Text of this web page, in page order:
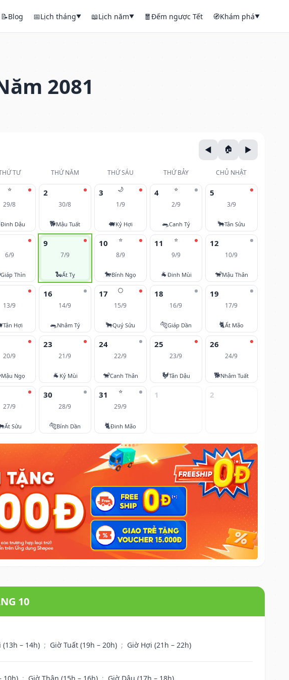
📝Blog 📅Lịch tháng▼ 📖Lịch năm▼ 🧧Đếm ngược Tết 🧭Khám phá▼
2081
TƯ THỨ NĂM THỨ SÁU THỨ BẢY CHỦ NHẬT
⭐
29/8
Đinh Dậu
2
30/8
🐕Mậu Tuất
🌙
3
1/9
🐖Kỷ Hợi
⭐
4
2/9
🐀Canh Tý
5
3/9
🐂Tân Sửu
6/9
Giáp Thìn
9
7/9
🐍Ất Tỵ
⭐
10
8/9
🐎Bính Ngọ
⭐
11
9/9
🐐Đinh Mùi
12
10/9
🐒Mậu Thân
13/9
Tân Hợi
16
14/9
🐀Nhâm Tý
🌕
17
15/9
🐂Quý Sửu
18
16/9
🐅Giáp Dần
19
17/9
🐈Ất Mão
20/9
Mậu Ngọ
23
21/9
🐐 Kỷ Mùi
24
22/9
🐒Canh Thân
25
23/9
🐓Tân Dậu
26
24/9
🐕Nhâm Tuất
27/9
Ất Sửu
30
28/9
🐅Bính Dần
⭐
31
29/9
🐈Đinh Mão
1 2
10
(13h – 14h) ; Giờ Tuất (19h – 20h) ; Giờ Hợi (21h – 22h)